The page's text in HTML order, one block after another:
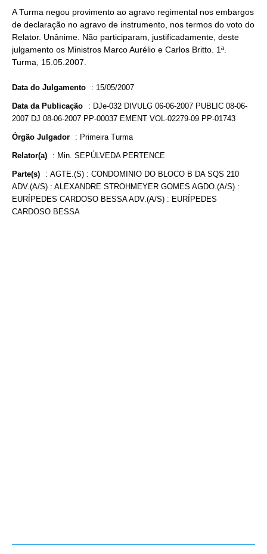
A Turma negou provimento ao agravo regimental nos embargos
de declaração no agravo de instrumento, nos termos do voto do
Relator. Unânime. Não participaram, justificadamente, deste
julgamento os Ministros Marco Aurélio e Carlos Britto. 1ª.
Turma, 15.05.2007.
Data do Julgamento : 15/05/2007
Data da Publicação : DJe-032 DIVULG 06-06-2007 PUBLIC 08-06-
2007 DJ 08-06-2007 PP-00037 EMENT VOL-02279-09 PP-01743
Órgão Julgador : Primeira Turma
Relator(a) : Min. SEPÚLVEDA PERTENCE
Parte(s) : AGTE.(S) : CONDOMINIO DO BLOCO B DA SQS 210
ADV.(A/S) : ALEXANDRE STROHMEYER GOMES AGDO.(A/S) :
EURÍPEDES CARDOSO BESSA ADV.(A/S) : EURÍPEDES
CARDOSO BESSA